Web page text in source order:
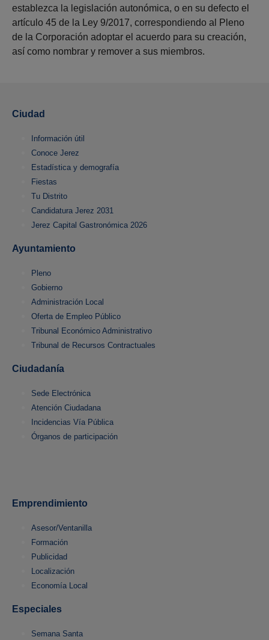
establezca la legislación autonómica, o en su defecto el
artículo 45 de la Ley 9/2017, correspondiendo al Pleno
de la Corporación adoptar el acuerdo para su creación,
así como nombrar y remover a sus miembros.
Ciudad
Información útil
Conoce Jerez
Estadística y demografía
Fiestas
Tu Distrito
Candidatura Jerez 2031
Jerez Capital Gastronómica 2026
Ayuntamiento
Pleno
Gobierno
Administración Local
Oferta de Empleo Público
Tribunal Económico Administrativo
Tribunal de Recursos Contractuales
Ciudadanía
Sede Electrónica
Atención Ciudadana
Incidencias Vía Pública
Órganos de participación
Emprendimiento
Asesor/Ventanilla
Formación
Publicidad
Localización
Economía Local
Especiales
Semana Santa